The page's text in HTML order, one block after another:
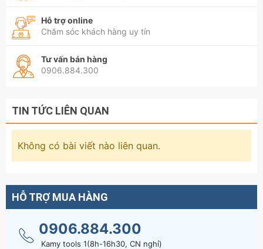
Hỗ trợ online
Chăm sóc khách hàng uy tín
Tư vấn bán hàng
0906.884.300
TIN TỨC LIÊN QUAN
Không có bài viết nào liên quan.
HỖ TRỢ MUA HÀNG
0906.884.300
Kamy tools 1(8h-16h30, CN nghỉ)